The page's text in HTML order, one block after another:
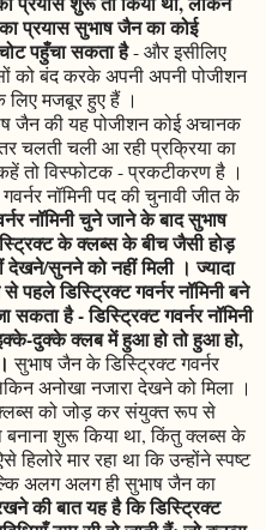
प्रयास सुभाष जैन का कोई
पहुँचा सकता है- और इसीलिए
को बंद करके अपनी अपनी पोजीशन
लिए मजबूर हुए हैं ।
जैन की यह पोजीशन कोई अचानक
चलती चली आ रही प्रक्रिया का
तो विस्फोटक - प्रकटीकरण है ।
नॉमिनी पद की चुनावी जीत के
नॉमिनी चुने जाने के बाद सुभाष
के क्लब्स के बीच जैसी होड़
सुनने को नहीं मिली । ज्यादा
पहले डिस्ट्रिक्ट गवर्नर नॉमिनी बने
है - डिस्ट्रिक्ट गवर्नर नॉमिनी
दुक्के क्लब में हुआ हो तो हुआ हो,
सुभाष जैन के डिस्ट्रिक्ट गवर्नर
अनोखा नजारा देखने को मिला ।
को जोड़ कर संयुक्त रूप से
बनाना शुरू किया था, किंतु क्लब्स के
हिलोरे मार रहा था कि उन्होंने स्पष्ट
अलग अलग ही सुभाष जैन का
की बात यह है कि डिस्ट्रिक्ट